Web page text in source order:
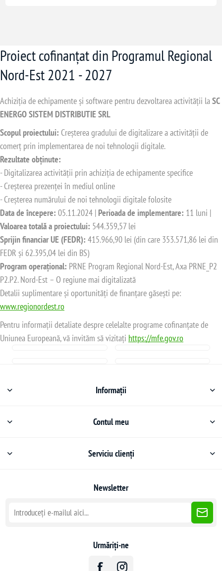
Proiect cofinanțat din Programul Regional
Nord-Est 2021 - 2027
Achiziția de echipamente și software pentru dezvoltarea activității laSC
ENERGO SISTEM DISTRIBUTIE SRL
Scopul proiectului: Creșterea gradului de digitalizare a activității de
comerț prin implementarea de noi tehnologii digitale.
Rezultate obținute:
- Digitalizarea activității prin achiziția de echipamente specifice
- Creșterea prezenței în mediul online
- Creșterea numărului de noi tehnologii digitale folosite
Data de începere: 05.11.2024 | Perioada de implementare: 11 luni |
Valoarea totală a proiectului: 544.359,57 lei
Sprijin financiar UE (FEDR): 415.966,90 lei (din care 353.571,86 lei din
FEDR și 62.395,04 lei din BS)
Program operațional: PRNE Program Regional Nord-Est, Axa PRNE_P2
P2.P2. Nord-Est – O regiune mai digitalizată
Detalii suplimentare și oportunități de finanțare găsești pe:
www.regionordest.ro
Pentru informații detaliate despre celelalte programe cofinanțate de
Uniunea Europeană, vă invităm să vizitați https://mfe.gov.ro
Informații
Contul meu
Serviciu clienți
Newsletter
Urmăriți-ne